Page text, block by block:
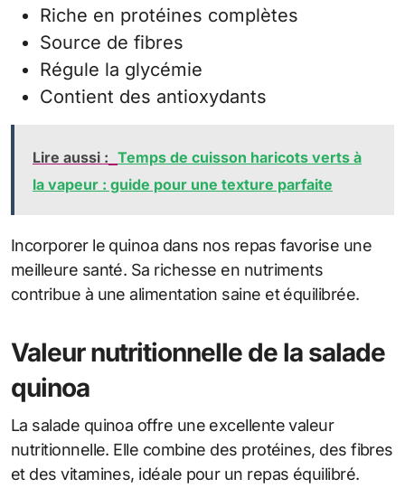
Riche en protéines complètes
Source de fibres
Régule la glycémie
Contient des antioxydants
Lire aussi : Temps de cuisson haricots verts à
la vapeur : guide pour une texture parfaite
Incorporer le quinoa dans nos repas favorise une
meilleure santé. Sa richesse en nutriments
contribue à une alimentation saine et équilibrée.
Valeur nutritionnelle de la salade
quinoa
La salade quinoa offre une excellente valeur
nutritionnelle. Elle combine des protéines, des fibres
et des vitamines, idéale pour un repas équilibré.